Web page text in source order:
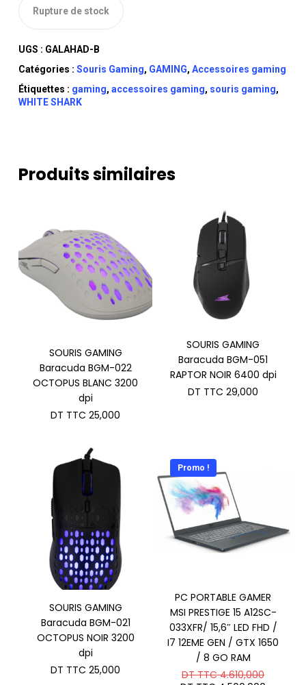
Rupture de stock
UGS : GALAHAD-B
Catégories : Souris Gaming, GAMING, Accessoires gaming
Étiquettes : gaming, accessoires gaming, souris gaming,
WHITE SHARK
Produits similaires
SOURIS GAMING
Baracuda BGM-022
OCTOPUS BLANC 3200
dpi
DT TTC 25,000
SOURIS GAMING
Baracuda BGM-051
RAPTOR NOIR 6400 dpi
DT TTC 29,000
SOURIS GAMING
Baracuda BGM-021
OCTOPUS NOIR 3200
dpi
DT TTC 25,000
Promo !
PC PORTABLE GAMER
MSI PRESTIGE 15 A12SC-
033XFR/ 15,6″ LED FHD /
I7 12EME GEN / GTX 1650
/ 8 GO RAM
DT TTC4.610,000Le